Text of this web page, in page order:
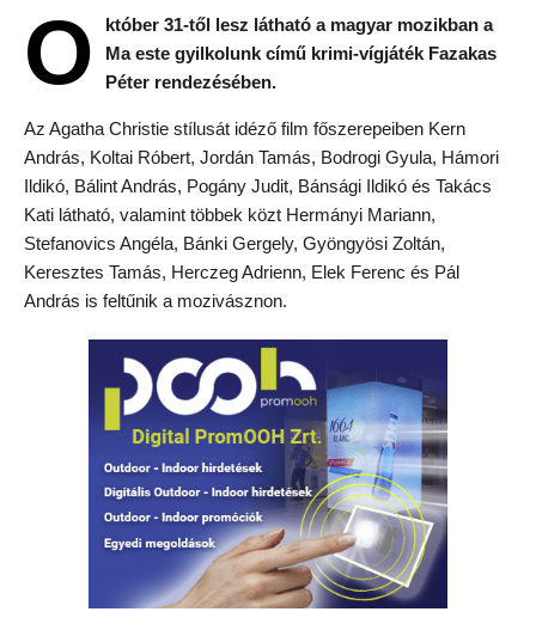
O
któber 31-től lesz látható a magyar mozikban a
Ma este gyilkolunk című krimi-vígjáték Fazakas
Péter rendezésében.
Az Agatha Christie stílusát idéző film főszerepeiben Kern
András, Koltai Róbert, Jordán Tamás, Bodrogi Gyula, Hámori
Ildikó, Bálint András, Pogány Judit, Bánsági Ildikó és Takács
Kati látható, valamint többek közt Hermányi Mariann,
Stefanovics Angéla, Bánki Gergely, Gyöngyösi Zoltán,
Keresztes Tamás, Herczeg Adrienn, Elek Ferenc és Pál
András is feltűnik a mozivásznon.